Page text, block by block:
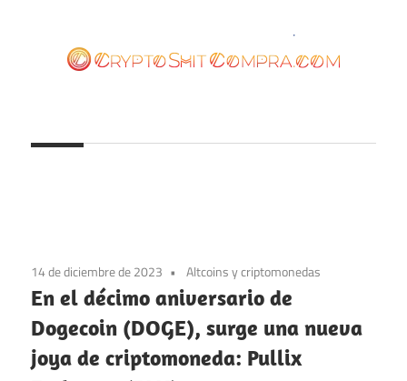
contenido
14 de diciembre de 2023 Altcoins y criptomonedas
En el décimo aniversario de
Dogecoin (DOGE), surge una nueva
joya de criptomoneda: Pullix